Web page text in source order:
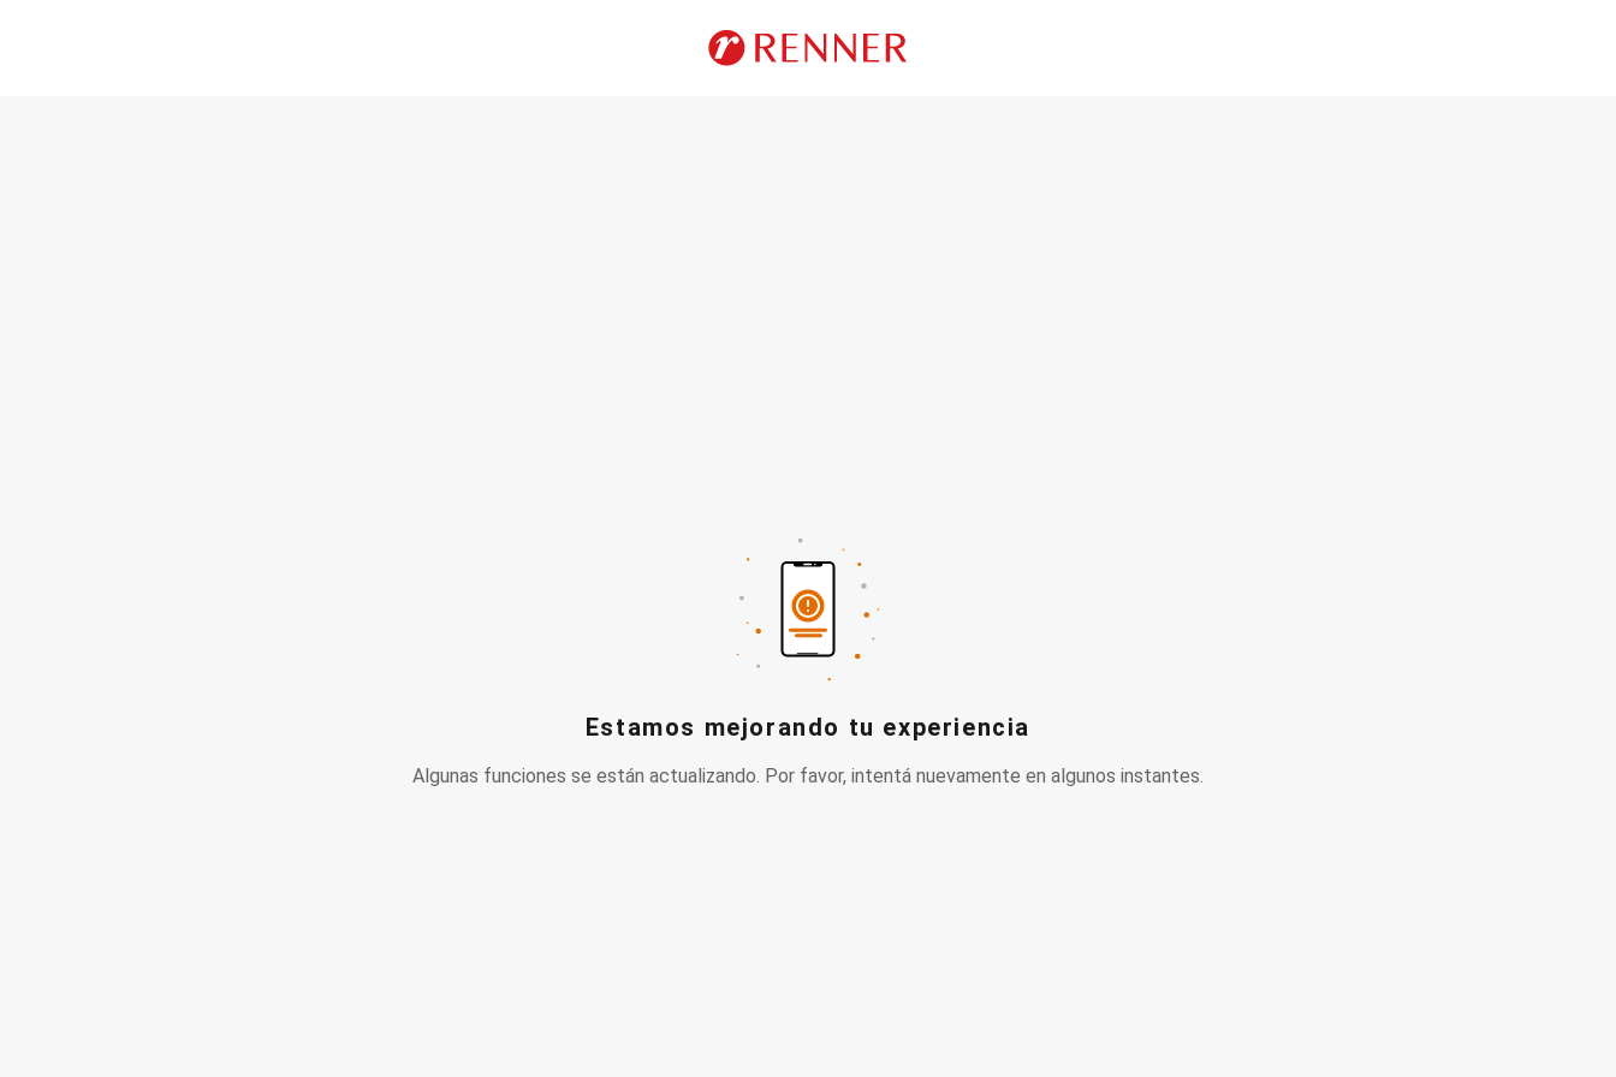
Estamos mejorando tu experiencia
Algunas funciones se están actualizando. Por favor, intentá nuevamente en algunos instantes.